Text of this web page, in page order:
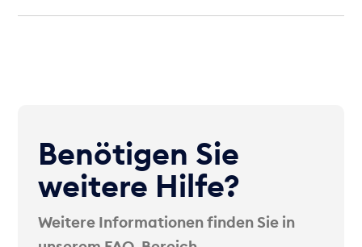
Benötigen Sie
weitere Hilfe?
Weitere Informationen finden Sie in